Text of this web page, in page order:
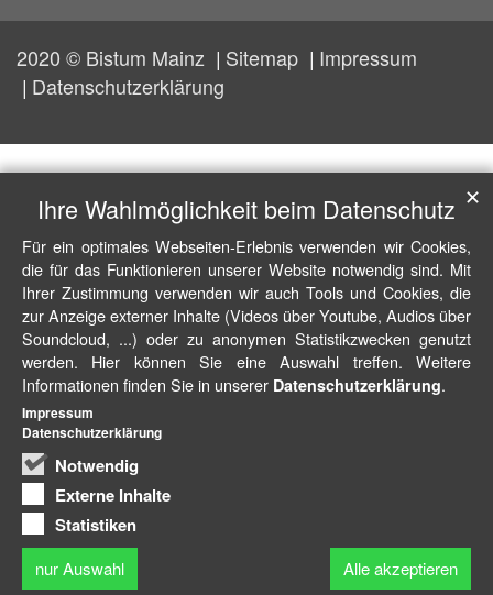
2020 © Bistum Mainz Sitemap
Impressum
Datenschutzerklärung
Ihre Wahlmöglichkeit beim Datenschutz
Für ein optimales Webseiten-Erlebnis verwenden wir Cookies,
die für das Funktionieren unserer Website notwendig sind. Mit
Ihrer Zustimmung verwenden wir auch Tools und Cookies, die
zur Anzeige externer Inhalte (Videos über Youtube, Audios über
Soundcloud, ...) oder zu anonymen Statistikzwecken genutzt
werden. Hier können Sie eine Auswahl treffen. Weitere
Informationen finden Sie in unserer Datenschutzerklärung.
Notwendig
Externe Inhalte
Statistiken
nur Auswahl Alle akzeptieren
✕
Impressum
Datenschutzerklärung